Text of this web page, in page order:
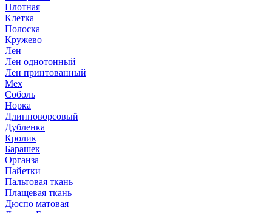
Плотная
Клетка
Полоска
Кружево
Лен
Лен однотонный
Лен принтованный
Мех
Соболь
Норка
Длинноворсовый
Дубленка
Кролик
Барашек
Органза
Пайетки
Пальтовая ткань
Плащевая ткань
Дюспо матовая